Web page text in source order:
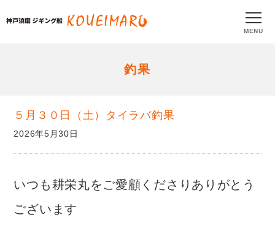
MENU
釣果
５月３０日（土）タイラバ釣果
2026年5月30日
いつも耕栄丸をご愛顧くださりありがとう
ございます